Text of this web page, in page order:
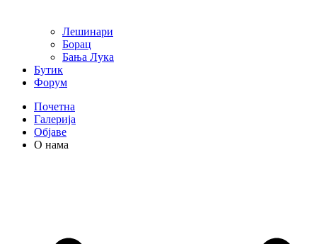
Лешинари
Борац
Бања Лука
Бутик
Форум
Почетна
Галерија
Објаве
О нама